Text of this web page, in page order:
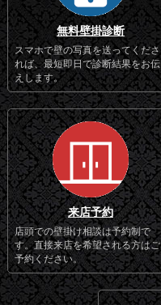
無料壁掛診断
スマホで壁の写真を送ってくださ
れば、最短即日で診断結果をお伝
えします。
来店予約
店頭での壁掛け相談は予約制で
す。直接来店を希望される方はご
予約ください。